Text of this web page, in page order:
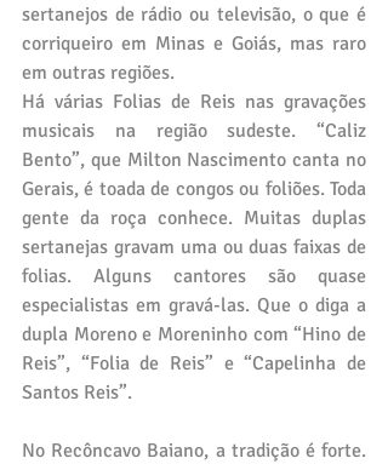
sertanejos de rádio ou televisão, o que é
corriqueiro em Minas e Goiás, mas raro
em outras regiões.
Há várias Folias de Reis nas gravações
musicais na região sudeste. “Caliz
Bento”, que Milton Nascimento canta no
Gerais, é toada de congos ou foliões. Toda
gente da roça conhece. Muitas duplas
sertanejas gravam uma ou duas faixas de
folias. Alguns cantores são quase
especialistas em gravá-las. Que o diga a
dupla Moreno e Moreninho com “Hino de
Reis”, “Folia de Reis” e “Capelinha de
Santos Reis”.
No Recôncavo Baiano, a tradição é forte.